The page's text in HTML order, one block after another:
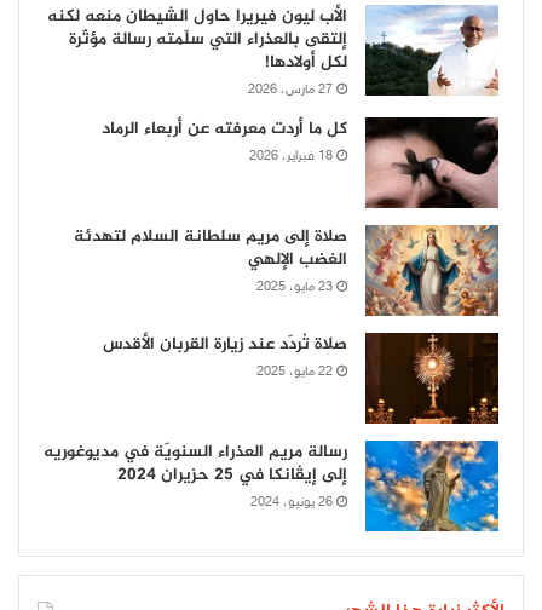
الأب ليون فيريرا حاول الشيطان منعه لكنه
إلتقى بالعذراء التي سلّمته رسالة مؤثّرة
لكل أولادها!
27 مارس، 2026
كل ما أردت معرفته عن أربعاء الرماد
18 فبراير، 2026
صلاة إلى مريم سلطانة السلام لتهدئة
الغضب الإلهي
23 مايو، 2025
صلاة تُردّد عند زيارة القربان الأقدس
22 مايو، 2025
رسالة مريم العذراء السنويّة في مديوغوريه
إلى إيڤانكا في 25 حزيران 2024
26 يونيو، 2024